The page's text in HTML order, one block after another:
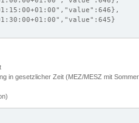
in gesetzlicher Zeit (MEZ/MESZ mit